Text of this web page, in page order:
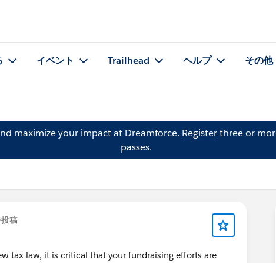
イベント Trailhead ヘルプ その他
maximize your impact at Dreamforce. Registerthree or
passes.
投稿
tax law, it is critical that your fundraising efforts are